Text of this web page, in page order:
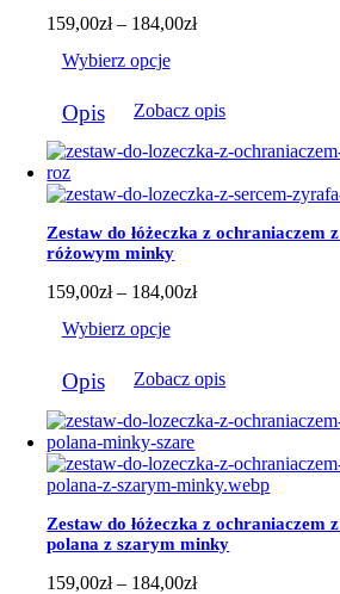
159,00zł – 184,00złZakres
do
Wybierz opcje
produkt
ma
wiele
wariantów.
Opcje
można
wybrać
na
stronie
Opis Zobacz opis
Zestaw do łóżeczka z ochraniaczem
różowym minky
159,00zł – 184,00złZakres
do
Wybierz opcje
produkt
ma
wiele
wariantów.
Opcje
można
wybrać
na
stronie
produktu
Opis Zobacz opis
Zestaw do łóżeczka z ochraniaczem
polana z szarym minky
159,00zł – 184,00złZakres